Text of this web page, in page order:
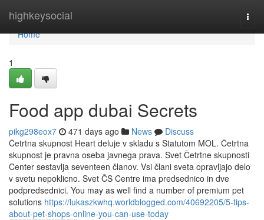
highkeysocial
Home
Home
1
Food app dubai Secrets
pikg298eox7 471 days ago News
Discuss
Četrtna skupnost Heart deluje v skladu s Statutom MOL. Četrtna
skupnost je pravna oseba javnega prava. Svet Četrtne skupnosti
Center sestavlja seventeen članov. Vsi člani sveta opravljajo delo
v svetu nepoklicno. Svet ČS Centre ima predsednico in dve
podpredsednici. You may as well find a number of premium pet
solutions https://lukaszkwhq.worldblogged.com/40692205/5-tips-
about-pet-shops-online-you-can-use-today